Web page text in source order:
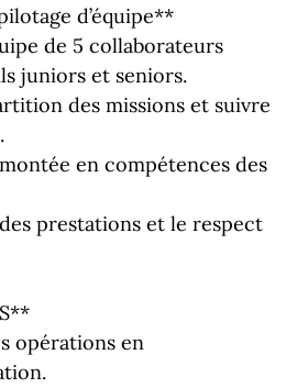
d’équipe**
de 5 collaborateurs
juniors et seniors.
des missions et suivre
en compétences des
prestations et le respect
opérations en